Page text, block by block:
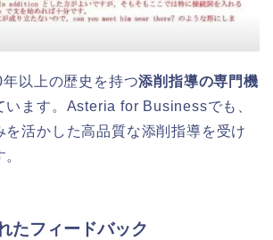
以上の歴史を持つ添削指導の専門機
います。Asteria for Businessでも、
を活かした高品質な添削指導を受け
たフィードバック